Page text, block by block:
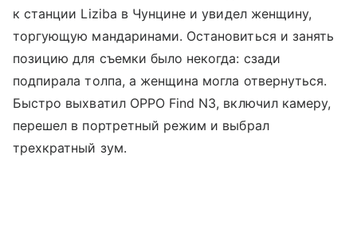
к станции Liziba в Чунцине и увидел женщину,
торгующую мандаринами. Остановиться и занять
позицию для съемки было некогда: сзади
подпирала толпа, а женщина могла отвернуться.
Быстро выхватил OPPO Find N3, включил камеру,
перешел в портретный режим и выбрал
трехкратный зум.